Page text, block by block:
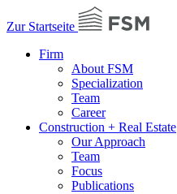
Zur Startseite
Firm
About FSM
Specialization
Team
Career
Construction + Real Estate
Our Approach
Team
Focus
Publications